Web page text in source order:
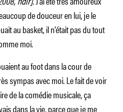
de douceur en lui, je le
au basket, il n’était pas du tout
moi.
au foot dans la cour de
sympas avec moi. Le fait de voir
de la comédie musicale, ça
dans la vie, parce que je me